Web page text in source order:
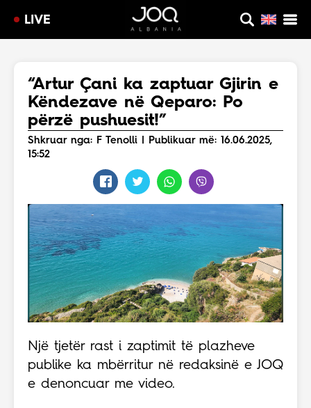
LIVE
“Artur Çani ka zaptuar Gjirin e
Këndezave në Qeparo: Po
përzë pushuesit!”
Shkruar nga: F Tenolli | Publikuar më: 16.06.2025,
15:52
Një tjetër rast i zaptimit të plazheve
publike ka mbërritur në redaksinë e JOQ
e denoncuar me video.